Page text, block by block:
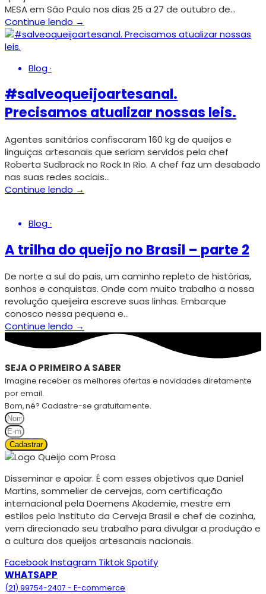
MESA em São Paulo nos dias 25 a 27 de outubro de…
Continue lendo →
Blog·
#salveoqueijoartesanal.
Precisamos atualizar nossas leis.
Agentes sanitários confiscaram 160 kg de queijos e
linguiças artesanais que seriam servidos pela chef
Roberta Sudbrack no Rock In Rio. A chef faz um desabado
nas suas redes sociais…
Continue lendo →
Blog·
A trilha do queijo no Brasil – parte 2
De norte a sul do pais, um caminho repleto de histórias,
sonhos e conquistas. Onde com muito trabalho a nossa
revolução queijeira escreve suas linhas. Embarque
conosco nessa pequena e…
Continue lendo →
SEJA O PRIMEIRO A SABER
Imagine receber as melhores ofertas e novidades diretamente
por email.
Bom, né? Cadastre-se gratuitamente.
Cadastrar
Disseminar e apoiar. É com esses objetivos que Daniel
Martins, sommelier de cervejas, com certificação
internacional pela Doemens Akademie, mestre em
estilos pelo Instituto da Cerveja Brasil e chef de cozinha,
vem direcionado seu trabalho para divulgar a produção e
a cultura dos queijos artesanais nacionais.
FacebookInstagram TiktokSpotify
WHATSAPP
(21) 99754-2407 - E-commerce